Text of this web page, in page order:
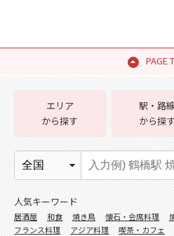
PAGE
エリア
から探す
駅・路線
から探す
人気キーワード
居酒屋 和食 焼き鳥 懐石・会席料理
フランス料理
アジア料理 喫茶・カフェ